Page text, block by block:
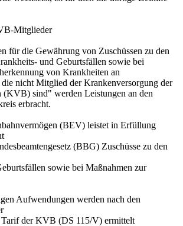
Mitglieder
für die Gewährung von Zuschüssen zu den
und Geburtsfällen sowie bei
von Krankheiten an
die nicht Mitglied der Krankenversorgung der
(KVB) sind" werden Leistungen an den
erbracht.
(BEV) leistet in Erfüllung
(BBG) Zuschüsse zu den
sowie bei Maßnahmen zur
Aufwendungen werden nach den
der KVB (DS 115/V) ermittelt